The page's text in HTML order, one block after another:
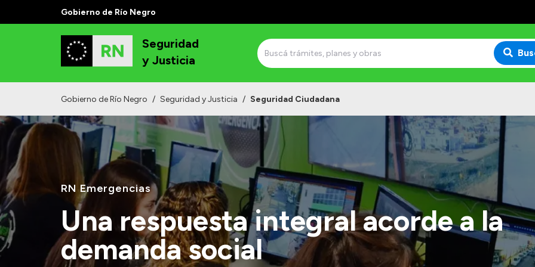
Gobierno de Río Negro
Seguridad
y Justicia
Gobierno de Río Negro / Seguridad y Justicia / Seguridad Ciudadana
RN Emergencias
Una respuesta integral acorde a la
demanda social